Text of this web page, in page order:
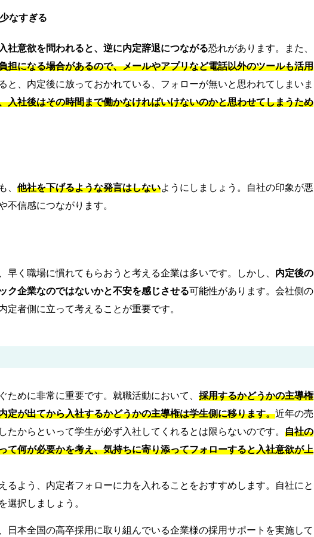
なすぎる
社意欲を問われると、逆に内定辞退につながる恐れがあります。また、
担になる場合があるので、メールやアプリなど電話以外のツールも活用
と、内定後に放っておかれている、フォローが無いと思われてしまいま
入社後はその時間まで働かなければいけないのかと思わせてしまうため
、 他社を下げるような発言はしないようにしましょう。自社の印象が悪
不信感につながります。
早く職場に慣れてもらおうと考える企業は多いです。しかし、 内定後の
ク企業なのではないかと不安を感じさせる可能性があります。会社側の
定者側に立って考えることが重要です。
ために非常に重要です。就職活動において、 採用するかどうかの主導権
定が出てから入社するかどうかの主導権は学生側に移ります。近年の売
たからといって学生が必ず入社してくれるとは限らないのです。 自社の
て何が必要かを考え、気持ちに寄り添ってフォローすると入社意欲が上
るよう、内定者フォローに力を入れることをおすすめします。自社にと
選択しましょう。
日本全国の高卒採用に取り組んでいる企業様の採用サポートを実施して